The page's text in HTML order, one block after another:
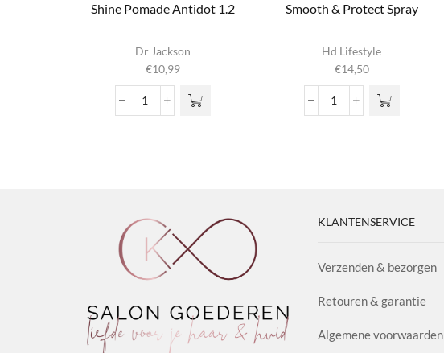
Shine Pomade Antidot 1.2
Dr Jackson
€10,99
Shine
Smooth & Protect Spray
Hd Lifestyle
€14,50
Smooth
KLANTENSERVICE
Verzenden & bezorgen
Retouren & garantie
Algemene voorwaarden